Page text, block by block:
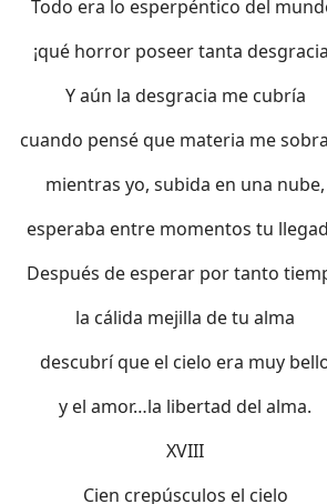
Todo era lo esperpéntico del
¡qué horror poseer tanta
Y aún la desgracia me cubría
cuando pensé que materia me
mientras yo, subida en una nube,
esperaba entre momentos tu
Después de esperar por tanto
la cálida mejilla de tu alma
descubrí que el cielo era muy
y el amor…la libertad del alma.
XVIII
Cien crepúsculos el cielo